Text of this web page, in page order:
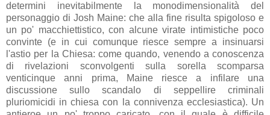
determini inevitabilmente la monodimensionalità del
personaggio di Josh Maine: che alla fine risulta spigoloso e
un po' macchiettistico, con alcune virate intimistiche poco
convinte (e in cui comunque riesce sempre a insinuarsi
l'astio per la Chiesa: come quando, venendo a conoscenza
di rivelazioni sconvolgenti sulla sorella scomparsa
venticinque anni prima, Maine riesce a infilare una
discussione sullo scandalo di seppellire criminali
pluriomicidi in chiesa con la connivenza ecclesiastica). Un